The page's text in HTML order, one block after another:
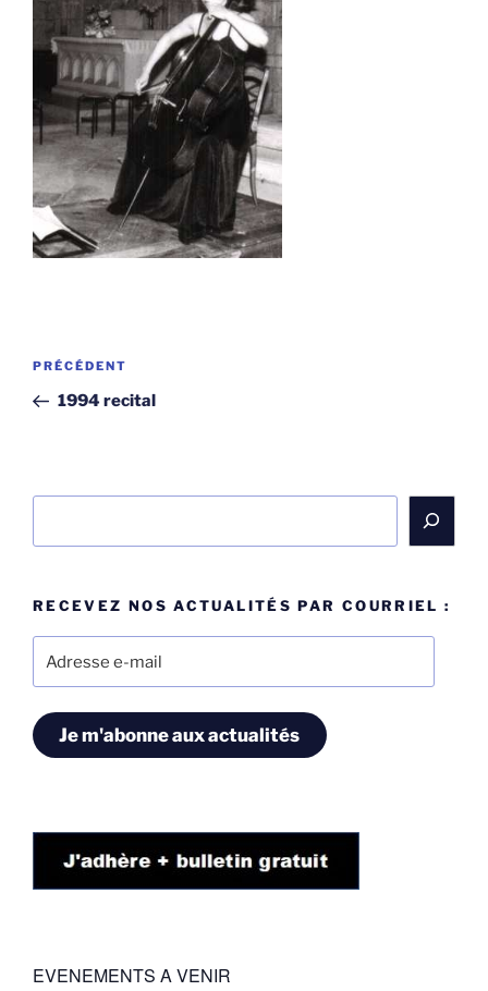
Navigation
l’article
Article
précédent
PRÉCÉDENT
1994 recital
RECEVEZ NOS ACTUALITÉS PAR COURRIEL :
Je m'abonne aux actualités
EVENEMENTS A VENIR